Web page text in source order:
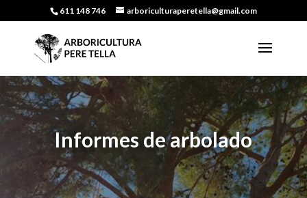
611 148 746 arboriculturaperetella@gmail.com
Informes de arbolado